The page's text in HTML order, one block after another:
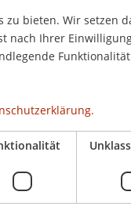
und
Dipl.-
+423
E-Mail
zu bieten. Wir setzen
nach Ihrer